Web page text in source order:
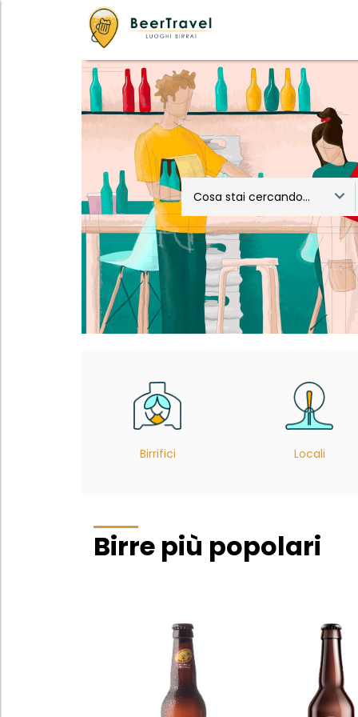
Cosa stai cercando...
Birrifici Locali
Birre più popolari